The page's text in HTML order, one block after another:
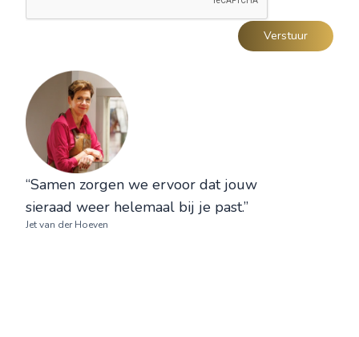
Verstuur
“Samen zorgen we ervoor dat jouw
sieraad weer helemaal bij je past.”
Jet van der Hoeven